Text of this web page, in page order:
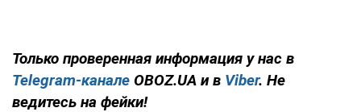
Только проверенная информация у нас в
Telegram-канале OBOZ.UA и в Viber. Не
ведитесь на фейки!